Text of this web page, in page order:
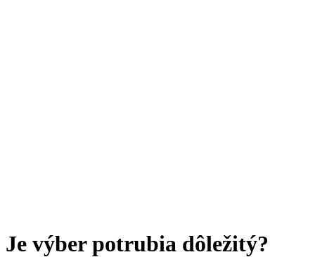
Je výber potrubia dôležitý?